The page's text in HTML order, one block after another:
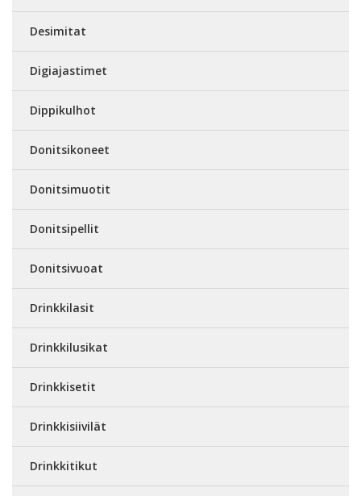
Desimitat
Digiajastimet
Dippikulhot
Donitsikoneet
Donitsimuotit
Donitsipellit
Donitsivuoat
Drinkkilasit
Drinkkilusikat
Drinkkisetit
Drinkkisiivilät
Drinkkitikut